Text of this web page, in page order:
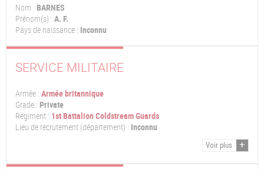
Nom : BARNES
Prénom(s) : A. F.
Pays de naissance : Inconnu
SERVICE MILITAIRE
Armée : Armée britannique
Grade : Private
Régiment : 1st Battalion Coldstream Guards
Lieu de recrutement (département) : Inconnu
Voir plus